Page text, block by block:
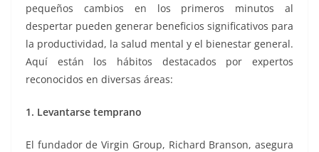
pequeños cambios en los primeros minutos al
despertar pueden generar beneficios significativos para
la productividad, la salud mental y el bienestar general.
Aquí están los hábitos destacados por expertos
reconocidos en diversas áreas:
1. Levantarse temprano
El fundador de Virgin Group, Richard Branson, asegura